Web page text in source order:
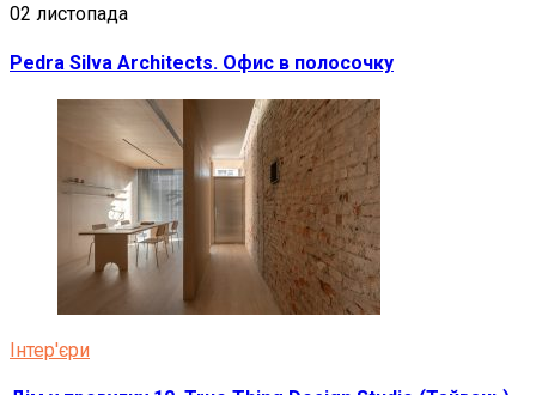
02 листопада
Pedra Silva Architects. Офис в полосочку
Інтер'єри